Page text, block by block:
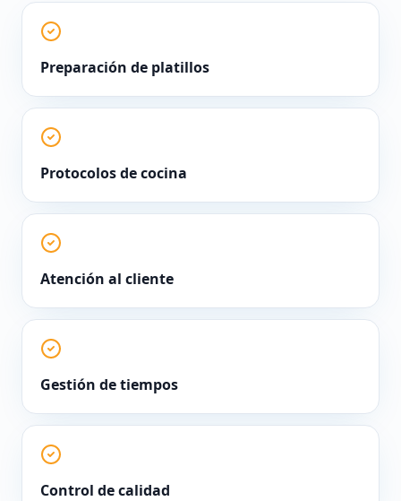
Preparación de platillos
Protocolos de cocina
Atención al cliente
Gestión de tiempos
Control de calidad